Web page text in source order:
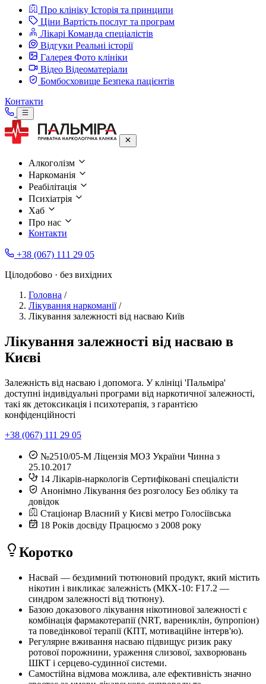
Про клініку Історія та принципи
Ціни Вартість послуг та програм
Лікарі Команда спеціалістів
Відгуки Реальні історії
Галерея Фото клініки
Відео Відеоматеріали
Бомбосховище Безпека пацієнтів
Контакти
Алкоголізм
Наркоманія
Реабілітація
Психіатрія
Хаб
Про нас
Контакти
+38 (067) 111 29 05
Цілодобово · без вихідних
Головна /
Лікування наркоманії /
Лікування залежності від насваю Київ
Лікування залежності від насваю в
Києві
Залежність від насваю і допомога. У клініці 'Пальміра'
доступні індивідуальні програми від наркотичної залежності,
такі як детоксикація і психотерапія, з гарантією
конфіденційності
+38 (067) 111 29 05
№2510/05-М Ліцензія МОЗ України Чинна з
25.10.2017
14 Лікарів-наркологів Сертифіковані спеціалісти
Анонімно Лікування без розголосу Без обліку та
довідок
Стаціонар Власний у Києві метро Голосіївська
18 Років досвіду Працюємо з 2008 року
Коротко
Насвай — бездимний тютюновий продукт, який містить
нікотин і викликає залежність (МКХ-10: F17.2 —
синдром залежності від тютюну).
Базою доказового лікування нікотинової залежності є
комбінація фармакотерапії (NRT, варениклін, бупропіон)
та поведінкової терапії (КПТ, мотиваційне інтерв'ю).
Регулярне вживання насваю підвищує ризик раку
ротової порожнини, ураження слизової, захворювань
ШКТ і серцево-судинної системи.
Самостійна відмова можлива, але ефективність значно